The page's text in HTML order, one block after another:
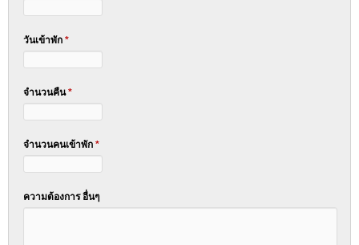
วันเข้าพัก *
จำนวนคืน*
จำนวนคนเข้าพัก *
ความต้องการ อื่นๆ